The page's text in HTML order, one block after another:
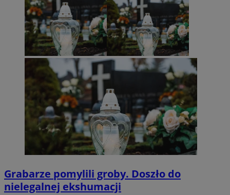
Grabarze pomylili groby. Doszło do
nielegalnej ekshumacji